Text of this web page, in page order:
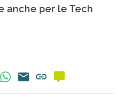
anche per le Tech